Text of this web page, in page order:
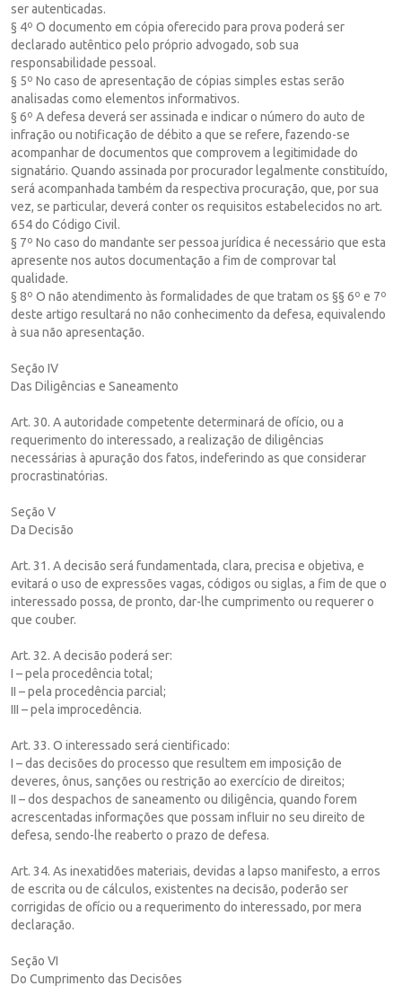
ser autenticadas.
§ 4º O documento em cópia oferecido para prova poderá ser
declarado autêntico pelo próprio advogado, sob sua
responsabilidade pessoal.
§ 5º No caso de apresentação de cópias simples estas serão
analisadas como elementos informativos.
§ 6º A defesa deverá ser assinada e indicar o número do auto de
infração ou notificação de débito a que se refere, fazendo-se
acompanhar de documentos que comprovem a legitimidade do
signatário. Quando assinada por procurador legalmente constituído,
será acompanhada também da respectiva procuração, que, por sua
vez, se particular, deverá conter os requisitos estabelecidos no art.
654 do Código Civil.
§ 7º No caso do mandante ser pessoa jurídica é necessário que esta
apresente nos autos documentação a fim de comprovar tal
qualidade.
§ 8º O não atendimento às formalidades de que tratam os §§ 6º e 7º
deste artigo resultará no não conhecimento da defesa, equivalendo
à sua não apresentação.
Seção IV
Das Diligências e Saneamento
Art. 30. A autoridade competente determinará de ofício, ou a
requerimento do interessado, a realização de diligências
necessárias à apuração dos fatos, indeferindo as que considerar
procrastinatórias.
Seção V
Da Decisão
Art. 31. A decisão será fundamentada, clara, precisa e objetiva, e
evitará o uso de expressões vagas, códigos ou siglas, a fim de que o
interessado possa, de pronto, dar-lhe cumprimento ou requerer o
que couber.
Art. 32. A decisão poderá ser:
I – pela procedência total;
II – pela procedência parcial;
III – pela improcedência.
Art. 33. O interessado será cientificado:
I – das decisões do processo que resultem em imposição de
deveres, ônus, sanções ou restrição ao exercício de direitos;
II – dos despachos de saneamento ou diligência, quando forem
acrescentadas informações que possam influir no seu direito de
defesa, sendo-lhe reaberto o prazo de defesa.
Art. 34. As inexatidões materiais, devidas a lapso manifesto, a erros
de escrita ou de cálculos, existentes na decisão, poderão ser
corrigidas de ofício ou a requerimento do interessado, por mera
declaração.
Seção VI
Do Cumprimento das Decisões